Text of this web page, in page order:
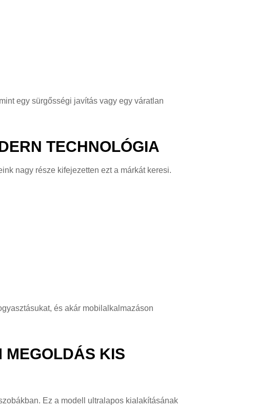
egy sürgősségi javítás vagy egy váratlan
TECHNOLÓGIA
nagy része kifejezetten ezt a márkát keresi.
és akár mobilalkalmazáson
MEGOLDÁS KIS
Ez a modell ultralapos kialakításának